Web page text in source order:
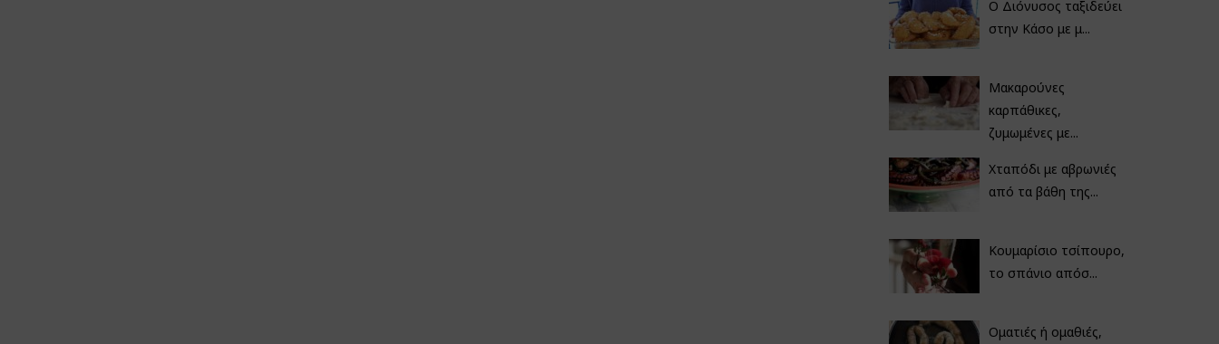
Ο Διόνυσος ταξιδεύει
στην Κάσο με μ...
Μακαρούνες
καρπάθικες,
ζυμωμένες με...
Χταπόδι με αβρωνιές
από τα βάθη της...
Κουμαρίσιο τσίπουρο,
το σπάνιο απόσ...
Οματιές ή ομαθιές,